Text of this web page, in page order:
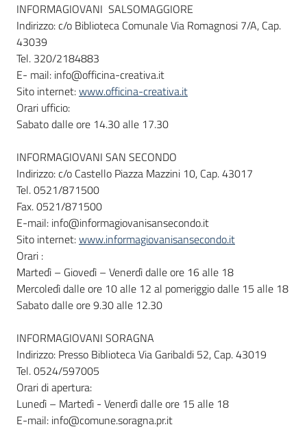
INFORMAGIOVANI SALSOMAGGIORE
Indirizzo: c/o Biblioteca Comunale Via Romagnosi 7/A, Cap.
43039
Tel. 320/2184883
E- mail: info@officina-creativa.it
Sito internet:www.officina-creativa.it
Orari ufficio:
Sabato dalle ore 14.30 alle 17.30
INFORMAGIOVANI SAN SECONDO
Indirizzo: c/o Castello Piazza Mazzini 10, Cap. 43017
Tel. 0521/871500
Fax. 0521/871500
E-mail: info@informagiovanisansecondo.it
Sito internet:www.informagiovanisansecondo.it
Orari :
Martedì – Giovedì – Venerdì dalle ore 16 alle 18
Mercoledì dalle ore 10 alle 12 al pomeriggio dalle 15 alle 18
Sabato dalle ore 9.30 alle 12.30
INFORMAGIOVANI SORAGNA
Indirizzo: Presso Biblioteca Via Garibaldi 52, Cap. 43019
Tel. 0524/597005
Orari di apertura:
Lunedì – Martedì - Venerdì dalle ore 15 alle 18
E-mail: info@comune.soragna.pr.it